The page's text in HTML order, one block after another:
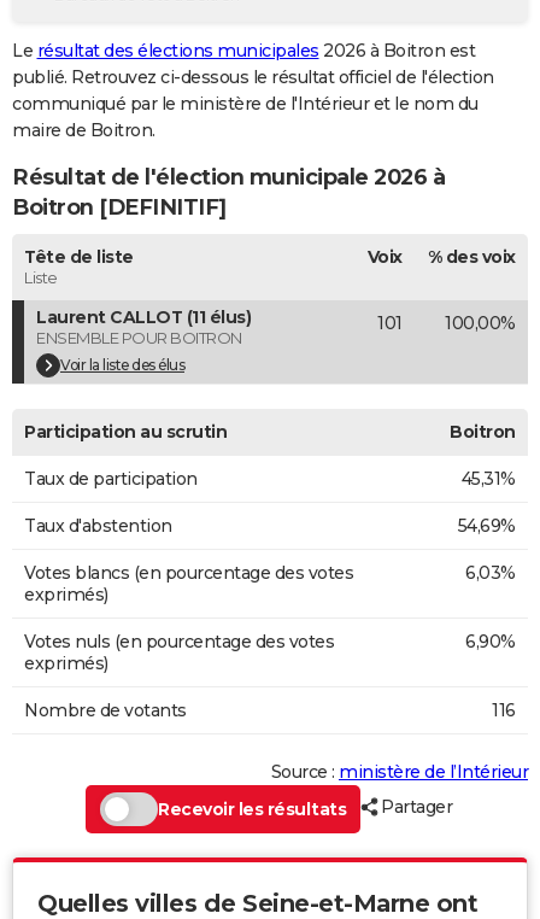
GUIDES D'ACHAT
BONS PLANS
CARTE DE VOEUX
Carte de Noël
Carte Bonne année
Carte Saint-Valentin
Carte Pâques
Carte d'anniversaire
DICTIONNAIRE
Dictionnaire
Biographies
Citations
Expressions
Proverbes
PROGRAMME TV
COPAINS D'AVANT
S'inscrire
Se connecter
Lycées
Collèges
Primaires
Universités
Entreprises
Service militaire
Avis de recherche
AVIS DE DÉCÈS
FORUM
Le résultat des élections municipales 2026 à Boitron est
publié. Retrouvez ci-dessous le résultat officiel de l'élection
communiqué par le ministère de l'Intérieur et le nom du
maire de Boitron.
Résultat de l'élection municipale 2026 à
Boitron [DEFINITIF]
Tête de liste
Liste
Voix % des voix
Laurent CALLOT (11 élus)
ENSEMBLE POUR BOITRON
Voir la liste des élus
101 100,00%
Participation au scrutin Boitron
Taux de participation 45,31%
Taux d'abstention 54,69%
Votes blancs (en pourcentage des votes
exprimés)
6,03%
Votes nuls (en pourcentage des votes
exprimés)
6,90%
Nombre de votants 116
Source : ministère de l’Intérieur
Recevoir les résultats
Partager
Quelles villes de Seine-et-Marne ont